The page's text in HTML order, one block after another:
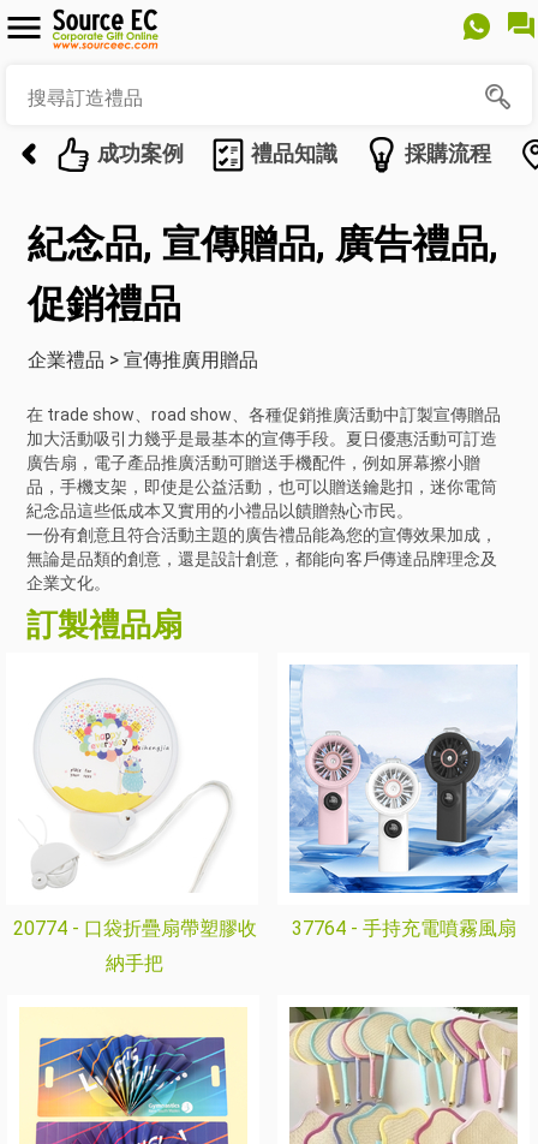
成功案例 禮品知識 採購流程
紀念品, 宣傳贈品, 廣告禮品,
促銷禮品
企業禮品 > 宣傳推廣用贈品
在 trade show、road show、各種促銷推廣活動中訂製宣傳贈品
加大活動吸引力幾乎是最基本的宣傳手段。夏日優惠活動可訂造
廣告扇，電子產品推廣活動可贈送手機配件，例如屏幕擦小贈
品，手機支架，即使是公益活動，也可以贈送鑰匙扣，迷你電筒
紀念品這些低成本又實用的小禮品以饋贈熱心市民。
一份有創意且符合活動主題的廣告禮品能為您的宣傳效果加成，
無論是品類的創意，還是設計創意，都能向客戶傳達品牌理念及
企業文化。
訂製禮品扇
20774 - 口袋折疊扇帶塑膠收
納手把
37764 - 手持充電噴霧風扇